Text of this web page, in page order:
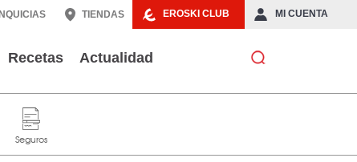
EROSKI CLUB MI CUENTA
TIENDAS
Recetas Actualidad